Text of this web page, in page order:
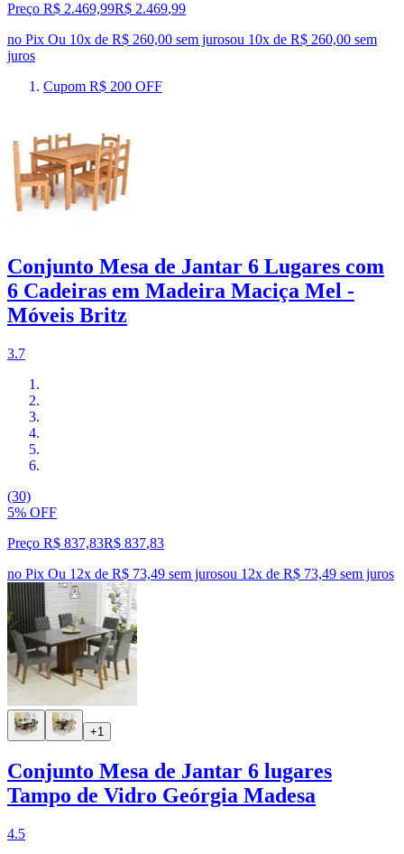
Preço R$ 2.469,99R$ 2.469,99
no Pix Ou 10x de R$ 260,00 sem jurosou 10x de R$ 260,00 sem
juros
Cupom R$ 200 OFF
Conjunto Mesa de Jantar 6 Lugares com
6 Cadeiras em Madeira Maciça Mel -
Móveis Britz
3.7
(30)
5% OFF
Preço R$ 837,83R$ 837,83
no Pix Ou 12x de R$ 73,49 sem jurosou 12x de R$ 73,49 sem juros
+1
Conjunto Mesa de Jantar 6 lugares
Tampo de Vidro Geórgia Madesa
4.5